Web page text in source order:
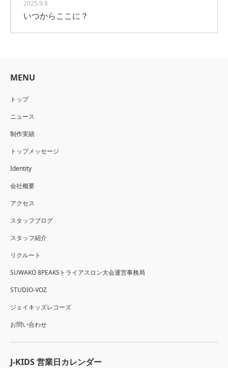
2025.9.8
いつからここに？
MENU
トップ
ニュース
制作実績
トップメッセージ
Identity
会社概要
アクセス
スタッフブログ
スタッフ紹介
リクルート
SUWAKO 8PEAKSトライアスロン大会運営事務局
STUDIO-VOZ
ジェイキッズレコーズ
お問い合わせ
J-KIDS 営業日カレンダー